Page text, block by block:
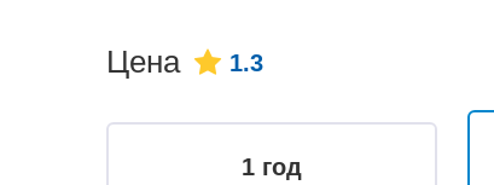
Цена 1.3
1 год